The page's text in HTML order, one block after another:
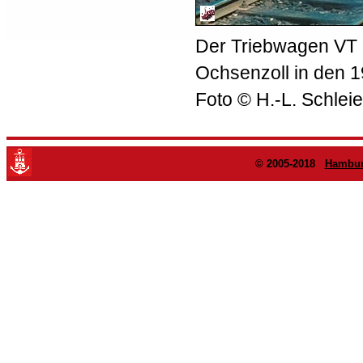
Der Triebwagen
Ochsenzoll in den
Foto © H.-L.
© 2005-2018